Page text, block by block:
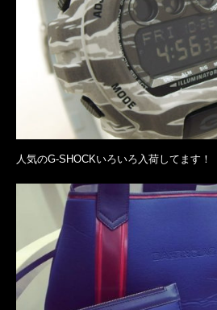
人気のG-SHOCKいろいろ入荷してます！